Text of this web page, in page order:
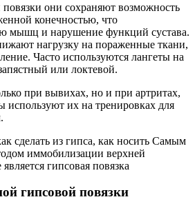
они сохраняют возможность
конечностью, что
мышц и нарушение функций сустава.
нагрузку на пораженные ткани,
Часто используются лангеты на
или локтевой.
при вывихах, но и при артритах,
используют их на тренировках для
Самым
иммобилизации верхней
гипсовая повязка
гипсовой повязки